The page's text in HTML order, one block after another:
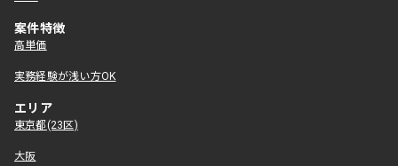
案件特徴
高単価
実務経験が浅い方OK
エリア
東京都(23区)
大阪